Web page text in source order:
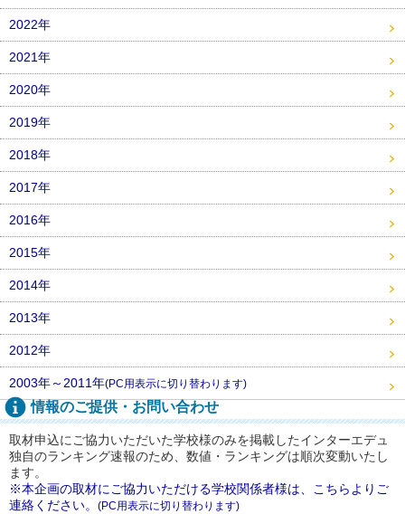
2022年
2021年
2020年
2019年
2018年
2017年
2016年
2015年
2014年
2013年
2012年
2003年～2011年(PC用表示に切り替わります)
情報のご提供・お問い合わせ
取材申込にご協力いただいた学校様のみを掲載したインターエデュ
独自のランキング速報のため、数値・ランキングは順次変動いたし
ます。
※本企画の取材にご協力いただける学校関係者様は、こちらよりご
連絡ください。 (PC用表示に切り替わります)